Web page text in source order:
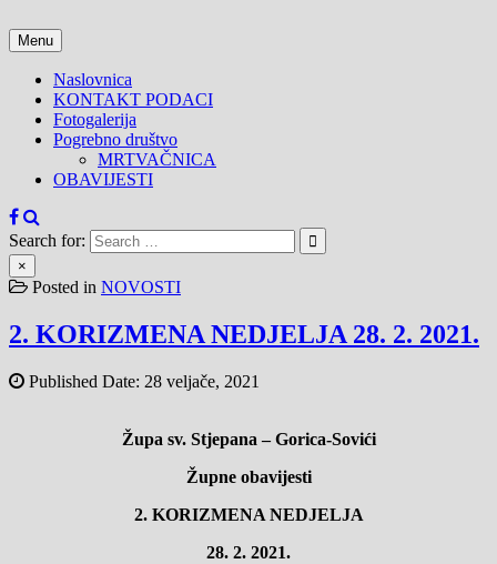
to
content
Menu
Naslovnica
KONTAKT PODACI
Fotogalerija
Pogrebno društvo
MRTVAČNICA
OBAVIJESTI
Search for:
×
Posted in NOVOSTI
2. KORIZMENA NEDJELJA 28. 2. 2021.
Published Date: 28 veljače, 2021
Župa sv. Stjepana – Gorica-Sovići
Župne obavijesti
2. KORIZMENA NEDJELJA
28. 2. 2021.